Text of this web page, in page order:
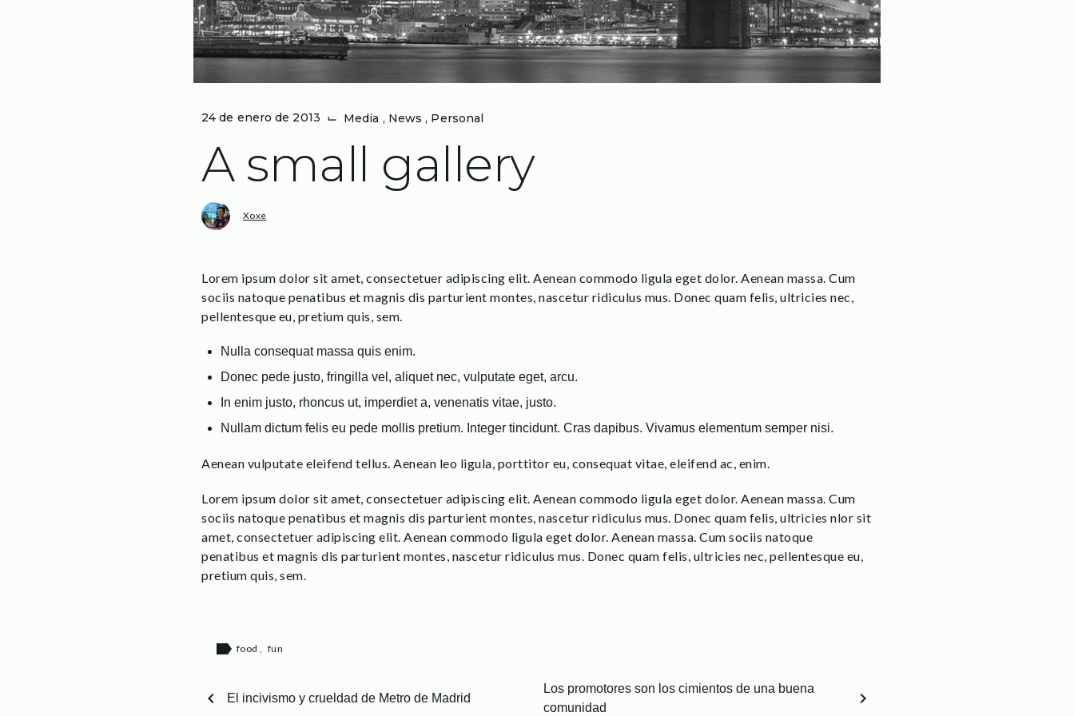
24 de enero de 2013 ⌙ Media , News, Personal
A small gallery
Xoxe
Lorem ipsum dolor sit amet, consectetuer adipiscing elit. Aenean commodo ligula eget dolor. Aenean massa. Cum
sociis natoque penatibus et magnis dis parturient montes, nascetur ridiculus mus. Donec quam felis, ultricies nec,
pellentesque eu, pretium quis, sem.
Nulla consequat massa quis enim.
Donec pede justo, fringilla vel, aliquet nec, vulputate eget, arcu.
In enim justo, rhoncus ut, imperdiet a, venenatis vitae, justo.
Nullam dictum felis eu pede mollis pretium. Integer tincidunt. Cras dapibus. Vivamus elementum semper nisi.
Aenean vulputate eleifend tellus. Aenean leo ligula, porttitor eu, consequat vitae, eleifend ac, enim.
Lorem ipsum dolor sit amet, consectetuer adipiscing elit. Aenean commodo ligula eget dolor. Aenean massa. Cum
sociis natoque penatibus et magnis dis parturient montes, nascetur ridiculus mus. Donec quam felis, ultricies nlor sit
amet, consectetuer adipiscing elit. Aenean commodo ligula eget dolor. Aenean massa. Cum sociis natoque
penatibus et magnis dis parturient montes, nascetur ridiculus mus. Donec quam felis, ultricies nec, pellentesque eu,
pretium quis, sem.
label food fun
chevron_left El incivismo y crueldad de Metro de Madrid
Los promotores son los cimientos de una buena
comunidad
chevron_right